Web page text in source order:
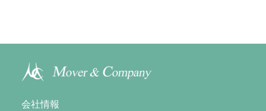
会社情報